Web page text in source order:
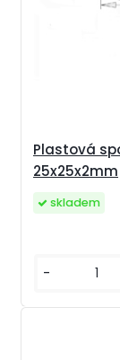
Plastová
25x25x2mm
skladem
-